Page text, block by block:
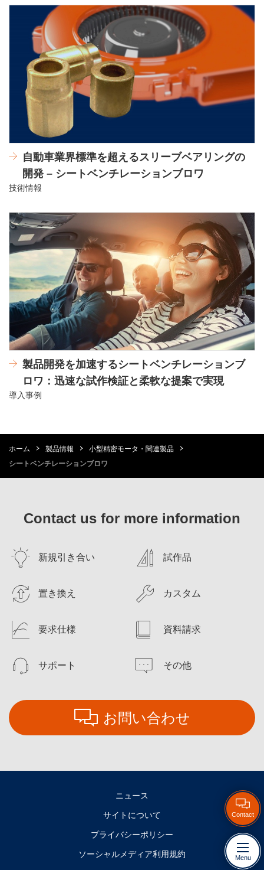
Menu
Contact
自動車業界標準を超えるスリーブベアリングの
開発 – シートベンチレーションブロワ
技術情報
製品開発を加速するシートベンチレーションブ
ロワ：迅速な試作検証と柔軟な提案で実現
導入事例
ホーム 製品情報
小型精密モータ・関連製品
シートベンチレーションブロワ
Contact us for more information
新規引き合い 試作品
置き換え カスタム
要求仕様 資料請求
サポート その他
お問い合わせ
ニュース
サイトについて
プライバシーポリシー
ソーシャルメディア利用規約